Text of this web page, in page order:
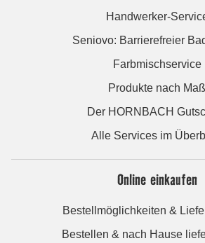
Handwerker-
Seniovo: Barrierefreier
Farbmischservice
Produkte nach Maß
Der HORNBACH
Alle Services im
Online einkaufen
Bestellmöglichkeiten &
Bestellen & nach Hause